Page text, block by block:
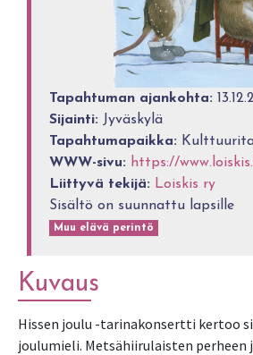
Tapahtuman ajankohta:
Sijainti: Jyväskylä
Tapahtumapaikka:
WWW-sivu: https://
Liittyvä tekijä: Loiskis ry
Sisältö on suunnattu lapsille
Muu elävä perintö
Kuvaus
Hissen joulu -tarinakonsertti kertoo
joulumieli. Metsähiirulaisten